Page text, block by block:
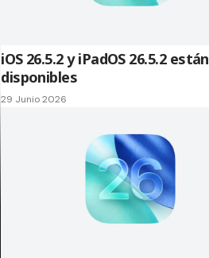
iOS 26.5.2 y iPadOS 26.5.2 están
disponibles
29 Junio 2026